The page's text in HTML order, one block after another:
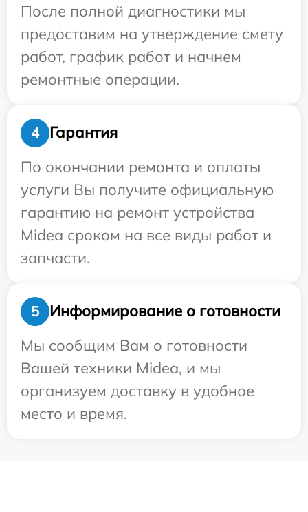
После полной диагностики мы
предоставим на утверждение смету
работ, график работ и начнем
ремонтные операции.
4
Гарантия
По окончании ремонта и оплаты
услуги Вы получите официальную
гарантию на ремонт устройства
Midea сроком на все виды работ и
запчасти.
5
Информирование о готовности
Мы сообщим Вам о готовности
Вашей техники Midea, и мы
организуем доставку в удобное
место и время.